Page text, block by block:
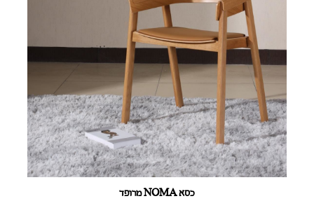
כסא NOMA מרופד